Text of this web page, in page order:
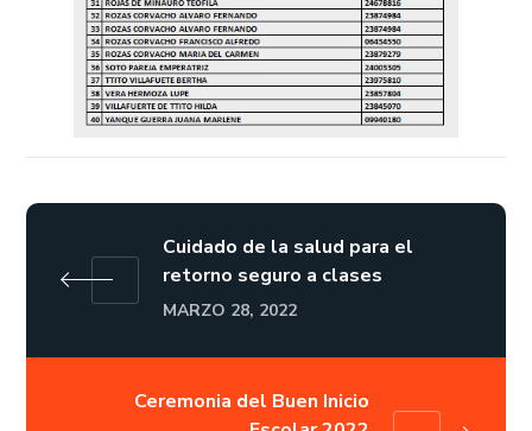
Cuidado de la salud para el
retorno seguro a clases
MARZO 28, 2022
Ceremonia del Buen Inicio